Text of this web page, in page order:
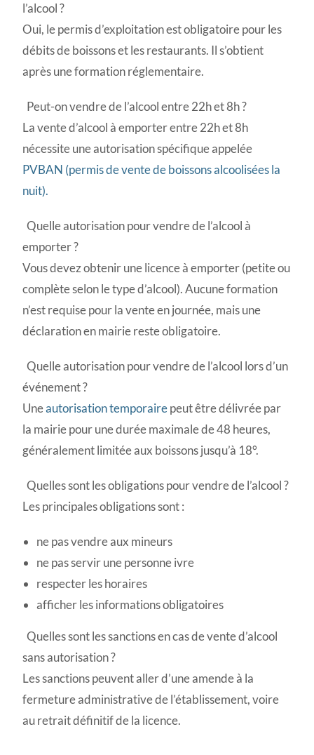
l’alcool ?
Oui, le permis d’exploitation est obligatoire pour les
débits de boissons et les restaurants. Il s’obtient
après une formation réglementaire.
Peut-on vendre de l’alcool entre 22h et 8h ?
La vente d’alcool à emporter entre 22h et 8h
nécessite une autorisation spécifique appelée
PVBAN (permis de vente de boissons alcoolisées la
nuit).
Quelle autorisation pour vendre de l’alcool à
emporter ?
Vous devez obtenir une licence à emporter (petite ou
complète selon le type d’alcool). Aucune formation
n’est requise pour la vente en journée, mais une
déclaration en mairie reste obligatoire.
Quelle autorisation pour vendre de l’alcool lors d’un
événement ?
Uneautorisation temporairepeut être délivrée par
la mairie pour une durée maximale de 48 heures,
généralement limitée aux boissons jusqu’à 18°.
Quelles sont les obligations pour vendre de l’alcool ?
Les principales obligations sont :
ne pas vendre aux mineurs
ne pas servir une personne ivre
respecter les horaires
afficher les informations obligatoires
Quelles sont les sanctions en cas de vente d’alcool
sans autorisation ?
Les sanctions peuvent aller d’une amende à la
fermeture administrative de l’établissement, voire
au retrait définitif de la licence.